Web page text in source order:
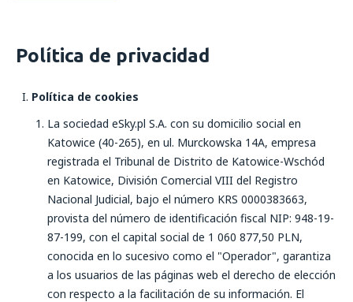
Política de privacidad
Política de cookies
La sociedad eSky.pl S.A. con su domicilio social en
Katowice (40-265), en ul. Murckowska 14A, empresa
registrada el Tribunal de Distrito de Katowice-Wschód
en Katowice, División Comercial VIII del Registro
Nacional Judicial, bajo el número KRS 0000383663,
provista del número de identificación fiscal NIP: 948-19-
87-199, con el capital social de 1 060 877,50 PLN,
conocida en lo sucesivo como el "Operador", garantiza
a los usuarios de las páginas web el derecho de elección
con respecto a la facilitación de su información. El